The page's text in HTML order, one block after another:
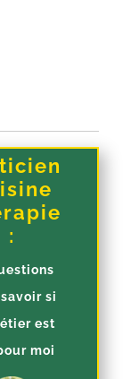
:
si
est
moi